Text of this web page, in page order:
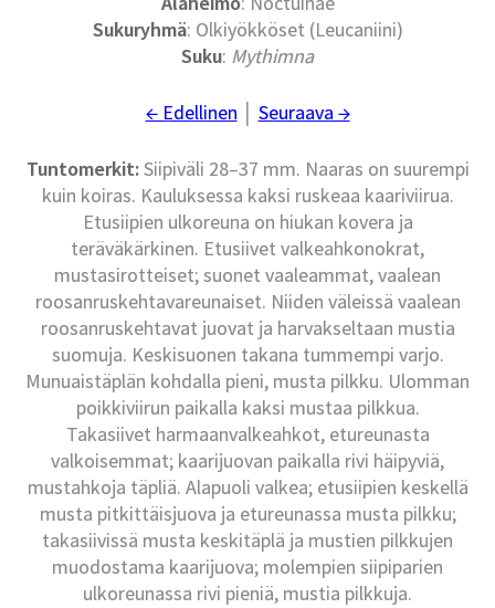
Sukuryhmä: Olkiyökköset (Leucaniini)
Suku: Mythimna
← Edellinen Seuraava →
Tuntomerkit:Siipiväli 28–37 mm. Naaras on suurempi
kuin koiras. Kauluksessa kaksi ruskeaa kaariviirua.
Etusiipien ulkoreuna on hiukan kovera ja
teräväkärkinen. Etusiivet valkeahkonokrat,
mustasirotteiset; suonet vaaleammat, vaalean
roosanruskehtavareunaiset. Niiden väleissä vaalean
roosanruskehtavat juovat ja harvakseltaan mustia
suomuja. Keskisuonen takana tummempi varjo.
Munuaistäplän kohdalla pieni, musta pilkku. Ulomman
poikkiviirun paikalla kaksi mustaa pilkkua.
Takasiivet harmaanvalkeahkot, etureunasta
valkoisemmat; kaarijuovan paikalla rivi häipyviä,
mustahkoja täpliä. Alapuoli valkea; etusiipien keskellä
musta pitkittäisjuova ja etureunassa musta pilkku;
takasiivissä musta keskitäplä ja mustien pilkkujen
muodostama kaarijuova; molempien siipiparien
ulkoreunassa rivi pieniä, mustia pilkkuja.